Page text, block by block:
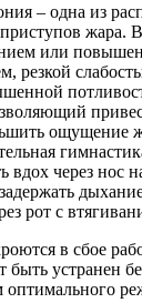
– одна из
жара.
или
резкой
ощущение
вдох через нос
рот с
в сбое
устранен
оптимального